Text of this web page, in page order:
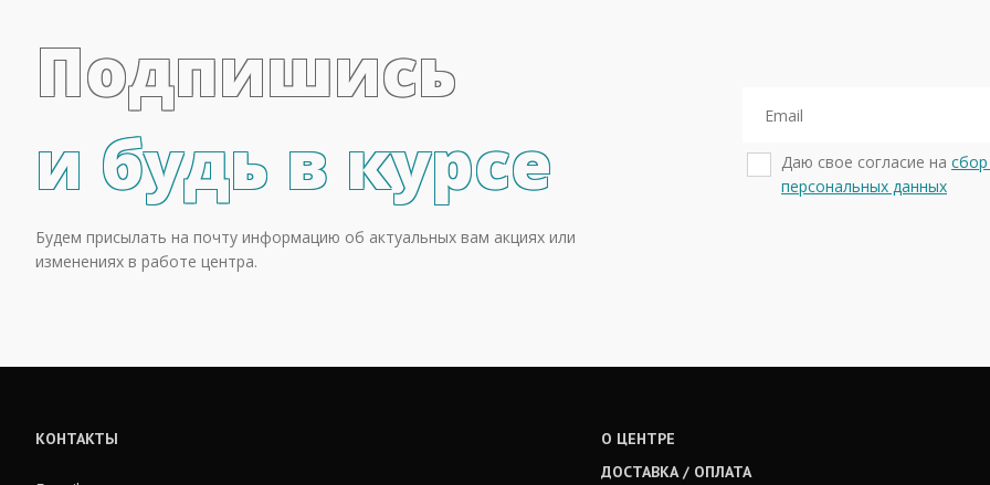
Подпишись
и будь в курсе
Будем присылать на почту информацию об актуальных вам акциях или
изменениях в работе центра.
Даю свое согласие на
персональных данных
КОНТАКТЫ
О ЦЕНТРЕ
ДОСТАВКА / ОПЛАТА